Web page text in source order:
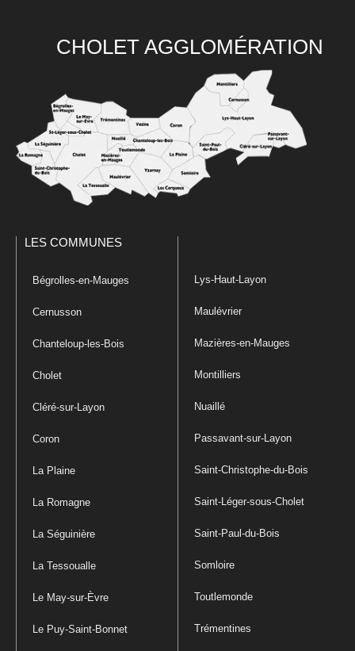
CHOLET AGGLOMÉRATION
LES COMMUNES
Bégrolles-en-Mauges
Cernusson
Chanteloup-les-Bois
Cholet
Cléré-sur-Layon
Coron
La Plaine
La Romagne
La Séguinière
La Tessoualle
Le May-sur-Èvre
Le Puy-Saint-Bonnet
Lys-Haut-Layon
Maulévrier
Mazières-en-Mauges
Montilliers
Nuaillé
Passavant-sur-Layon
Saint-Christophe-du-Bois
Saint-Léger-sous-Cholet
Saint-Paul-du-Bois
Somloire
Toutlemonde
Trémentines